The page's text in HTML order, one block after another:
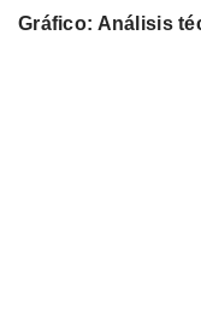
Gráfico: Análisis